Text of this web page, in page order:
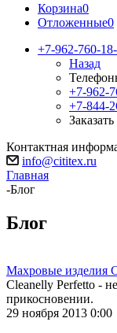
Корзина0
Отложенные0
+7-962-760-
Назад
+7-962-
+7-844-
Контактная
info@cititex.ru
Главная
-Блог
Блог
Махровые изделия
Cleanelly Perfetto -
прикосновении.
29 ноября 2013 0:00